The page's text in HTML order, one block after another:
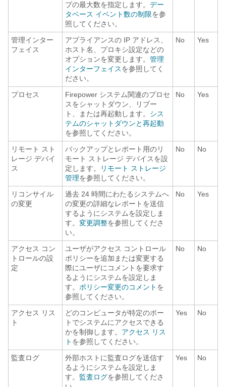
プの最大数を指定します。 デー
タベース イベント数の制限を参
照してください。
管理インター
フェイス
アプライアンスの IP アドレス、
ホスト名、プロキシ設定などの
オプションを変更します。 管理
インターフェイスを参照してく
ださい。
No Yes
プロセス
Firepower システム関連のプロセ
スをシャットダウン、リブー
ト、または再起動します。 シス
テムのシャットダウンと再起動
を参照してください。
No Yes
リモート スト
レージ デバイ
ス
バックアップとレポート用のリ
モート ストレージ デバイスを設
定します。
リモート ストレージ
管理を参照してください。
No No
リコンサイル
の変更
過去 24 時間にわたるシステムへ
の変更の詳細なレポートを送信
するようにシステムを設定しま
す。 変更調整を参照してくださ
い。
No Yes
アクセス コン
トロールの設
定
ユーザがアクセス コントロール
ポリシーを追加または変更する
際にユーザにコメントを要求す
るようにシステムを設定しま
す。 ポリシー変更のコメント を
参照してください。
No No
アクセス リス
ト
どのコンピュータが特定のポー
トでシステムにアクセスできる
かを制御します。 アクセス リス
ト を参照してください。
Yes No
監査ログ
外部ホストに監査ログを送信す
るようにシステムを設定しま
す。 監査ログを参照してくださ
Yes No